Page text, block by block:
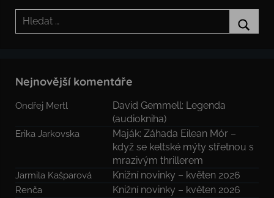
Hledat:
Nejnovější komentáře
Ondřej Mertl
David Gemmell: Legenda
(audiokniha)
Erika Jarkovska
Maják: Záhada Eilean Mór –
když se keltské mýty střetnou s
mrazivým thrillerem
Jarmila Kašparová Knižní novinky – květen 2026
Renča Knižní novinky – květen 2026